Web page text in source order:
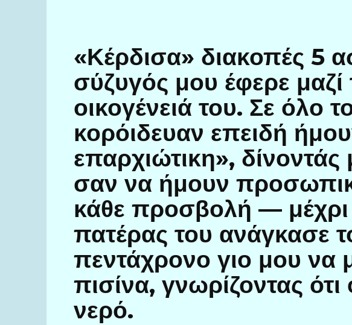
«Κέρδισα» διακοπές 5
σύζυγός μου έφερε μαζί
οικογένειά του. Σε όλο
κορόιδευαν επειδή
επαρχιώτικη», δίνοντάς
σαν να ήμουν
κάθε προσβολή —
πατέρας του ανάγκασε
πεντάχρονο γιο μου να
πισίνα, γνωρίζοντας
νερό.